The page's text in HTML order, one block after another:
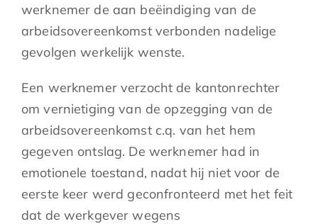
werknemer de aan beëindiging van de
arbeidsovereenkomst verbonden nadelige
gevolgen werkelijk wenste.
Een werknemer verzocht de kantonrechter
om vernietiging van de opzegging van de
arbeidsovereenkomst c.q. van het hem
gegeven ontslag. De werknemer had in
emotionele toestand, nadat hij niet voor de
eerste keer werd geconfronteerd met het feit
dat de werkgever wegens